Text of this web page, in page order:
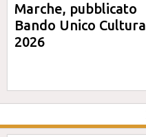
Marche, pubblicato
Bando Unico Cultura
2026